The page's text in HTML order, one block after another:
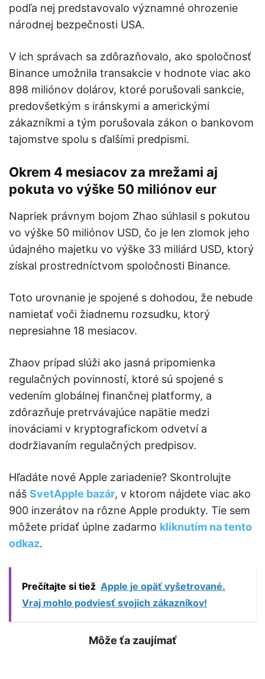
podľa nej predstavovalo významné ohrozenie
národnej bezpečnosti USA.
V ich správach sa zdôrazňovalo, ako spoločnosť
Binance umožnila transakcie v hodnote viac ako
898 miliónov dolárov, ktoré porušovali sankcie,
predovšetkým s iránskymi a americkými
zákazníkmi a tým porušovala zákon o bankovom
tajomstve spolu s ďalšími predpismi.
Okrem 4 mesiacov za mrežami aj
pokuta vo výške 50 miliónov eur
Napriek právnym bojom Zhao súhlasil s pokutou
vo výške 50 miliónov USD, čo je len zlomok jeho
údajného majetku vo výške 33 miliárd USD, ktorý
získal prostredníctvom spoločnosti Binance.
Toto urovnanie je spojené s dohodou, že nebude
namietať voči žiadnemu rozsudku, ktorý
nepresiahne 18 mesiacov.
Zhaov prípad slúži ako jasná pripomienka
regulačných povinností, ktoré sú spojené s
vedením globálnej finančnej platformy, a
zdôrazňuje pretrvávajúce napätie medzi
inováciami v kryptografickom odvetví a
dodržiavaním regulačných predpisov.
Hľadáte nové Apple zariadenie? Skontrolujte
náš SvetApple bazár, v ktorom nájdete viac ako
900 inzerátov na rôzne Apple produkty. Tie sem
môžete pridať úplne zadarmo kliknutím na tento
odkaz.
Prečítajte si tiež Apple je opäť vyšetrované.
Vraj mohlo podviesť svojich zákazníkov!
Môže ťa zaujímať